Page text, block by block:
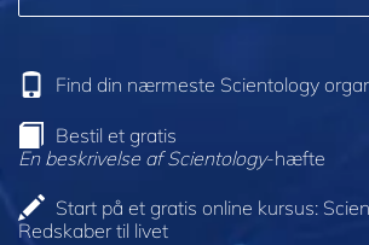
Find din nærmeste Scientology
Bestil et gratis
En beskrivelse af Scientology-hæfte
Start på et gratis online kursus:
Redskaber til livet